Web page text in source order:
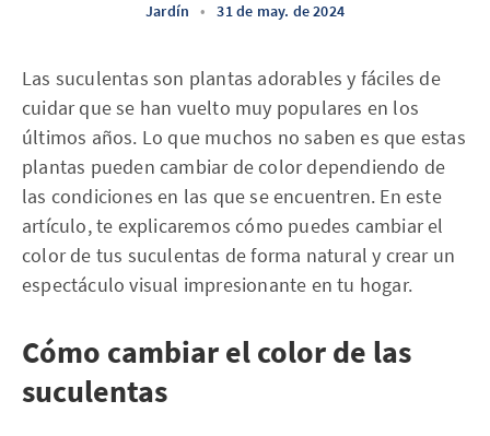
Jardín • 31 de may. de 2024
Las suculentas son plantas adorables y fáciles de
cuidar que se han vuelto muy populares en los
últimos años. Lo que muchos no saben es que estas
plantas pueden cambiar de color dependiendo de
las condiciones en las que se encuentren. En este
artículo, te explicaremos cómo puedes cambiar el
color de tus suculentas de forma natural y crear un
espectáculo visual impresionante en tu hogar.
Cómo cambiar el color de las
suculentas